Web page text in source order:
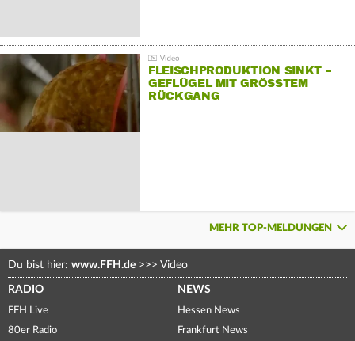
FLEISCHPRODUKTION SINKT –
GEFLÜGEL MIT GRÖSSTEM R
ÜCKGANG
MEHR TOP-MELDUNGEN
Du bist hier: www.FFH.de >>> Video
RADIO
FFH Live
80er Radio
NEWS
Hessen News
Frankfurt News